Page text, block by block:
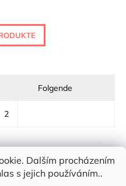
Folgende
2
Dalším procházením
s jejich používáním..